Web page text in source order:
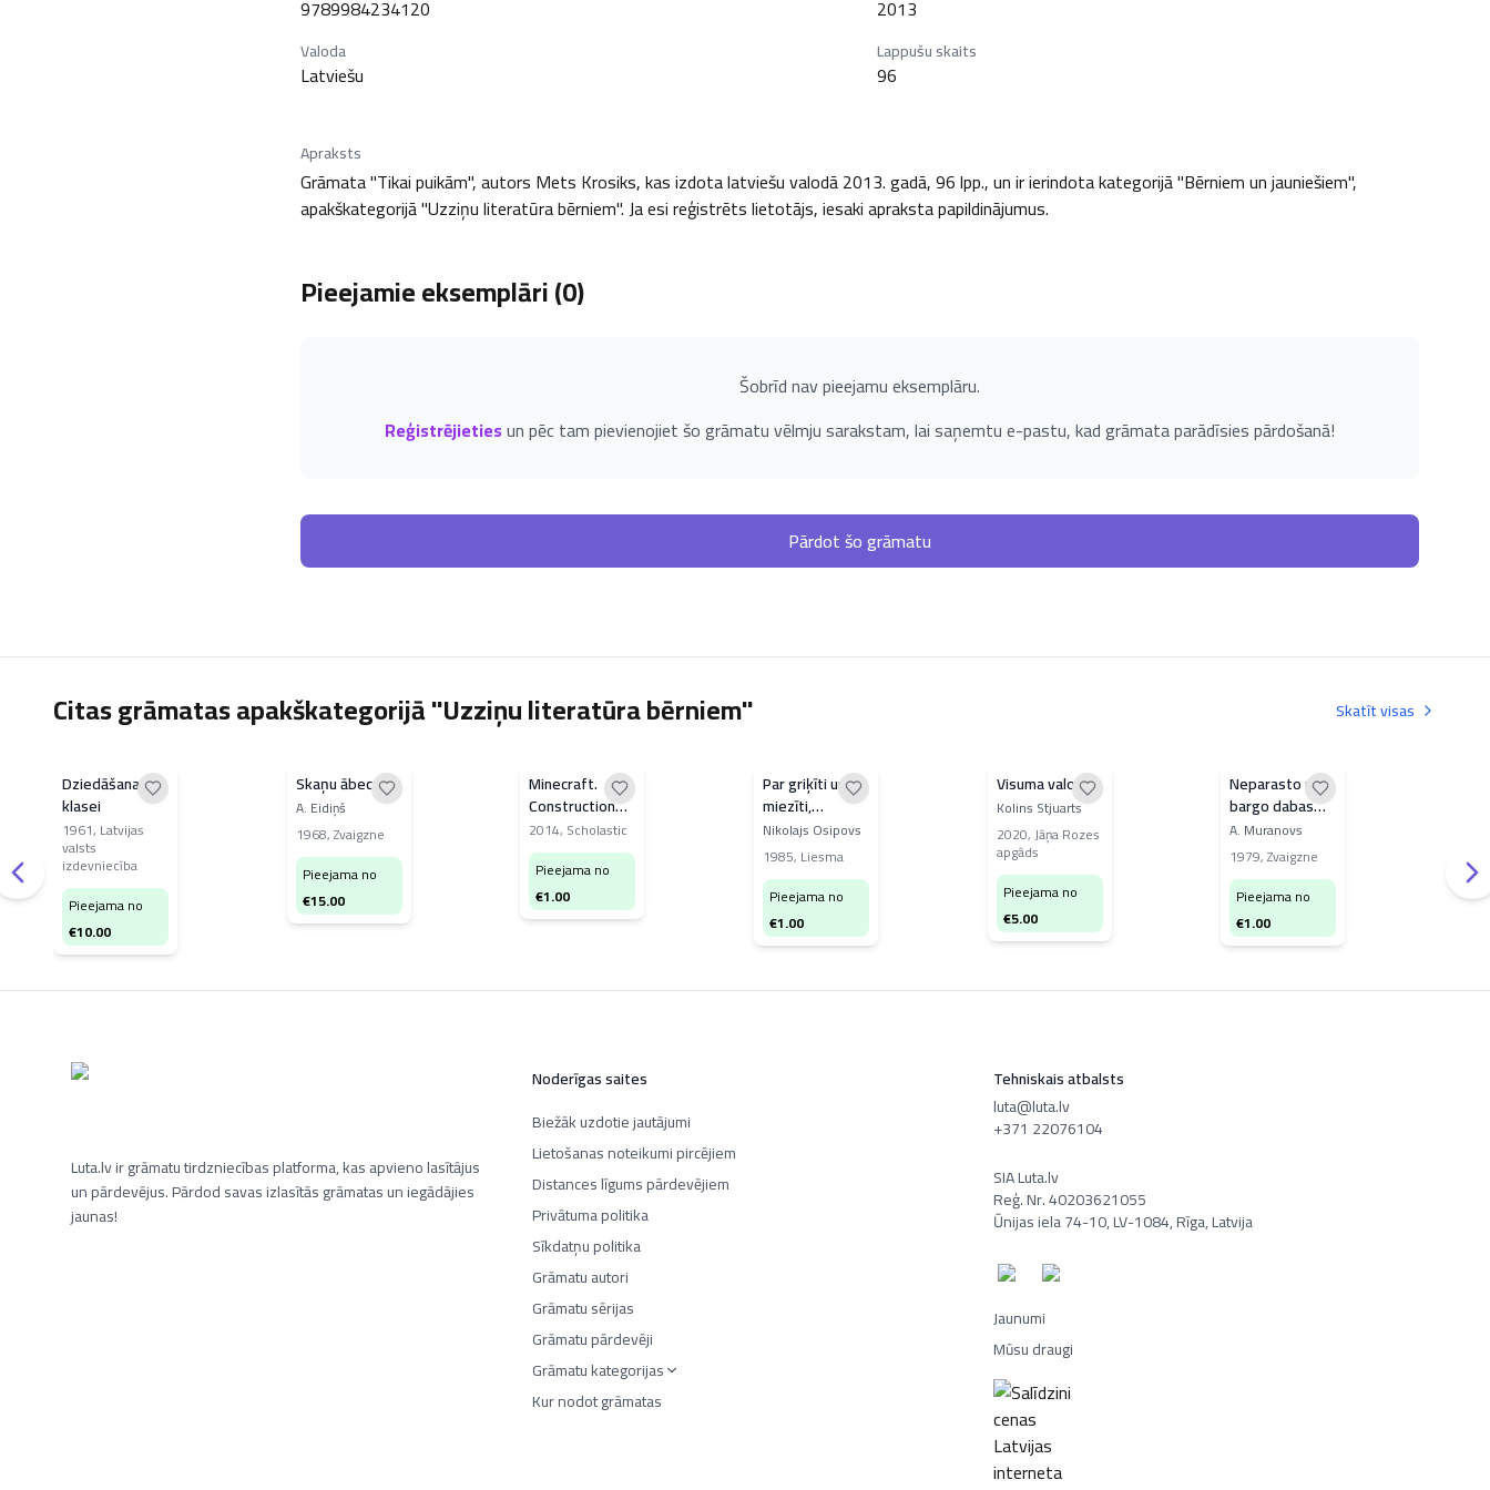
9789984234120 2013
Valoda
Latviešu
Lappušu skaits
96
Apraksts
Grāmata "Tikai puikām", autors Mets Krosiks, kas izdota latviešu valodā 2013. gadā, 96 lpp., un ir ierindota kategorijā "Bērniem un jauniešiem",
apakškategorijā "Uzziņu literatūra bērniem". Ja esi reģistrēts lietotājs, iesaki apraksta papildinājumus.
Pieejamie eksemplāri (0)
Šobrīd nav pieejamu eksemplāru.
Reģistrējietiesun pēc tam pievienojiet šo grāmatu vēlmju sarakstam, lai saņemtu e-pastu, kad grāmata parādīsies pārdošanā!
Pārdot šo grāmatu
Citas grāmatas apakškategorijā "Uzziņu literatūra bērniem" Skatīt visas
Dziedāšana V
klasei
1961, Latvijas
valsts
izdevniecība
Pieejama no
€10.00
Skaņu ābece
A. Eidiņš
1968,Zvaigzne
Pieejama no
€15.00
Minecraft.
Construction
handbook
2014, Scholastic
Pieejama no
€1.00
Par griķīti un
miezīti,
kukurūzu un
ķimenīti
Nikolajs Osipovs
1985, Liesma
Pieejama no
€1.00
Visuma valoda
Kolins Stjuarts
2020,Jāņa Rozes
apgāds
Pieejama no
€5.00
Neparasto un
bargo dabas
parādību
pasaulē
A. Muranovs
1979,Zvaigzne
Pieejama no
€1.00
Luta.lv ir grāmatu tirdzniecības platforma, kas apvieno lasītājus
un pārdevējus. Pārdod savas izlasītās grāmatas un iegādājies
jaunas!
Noderīgas saites
Biežāk uzdotie jautājumi
Lietošanas noteikumi pircējiem
Distances līgums pārdevējiem
Privātuma politika
Sīkdatņu politika
Grāmatu autori
Grāmatu sērijas
Grāmatu pārdevēji
Grāmatu kategorijas
Kur nodot grāmatas
Tehniskais atbalsts
luta@luta.lv
+371 22076104
SIA Luta.lv
Reģ. Nr. 40203621055
Ūnijas iela 74-10, LV-1084, Rīga, Latvija
Jaunumi
Mūsu draugi